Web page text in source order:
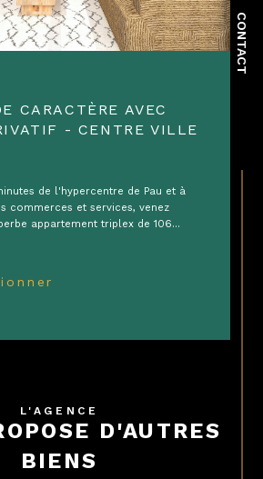
CONTACT
CARACTÈRE AVEC
- CENTRE VILLE
de l'hypercentre de Pau et à
commerces et services, venez
appartement triplex de 106...
L'AGENCE
D'AUTRES
BIENS